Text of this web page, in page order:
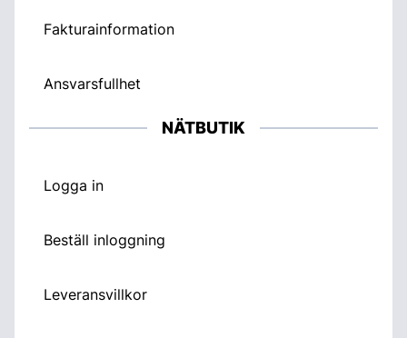
Fakturainformation
Ansvarsfullhet
NÄTBUTIK
Logga in
Beställ inloggning
Leveransvillkor